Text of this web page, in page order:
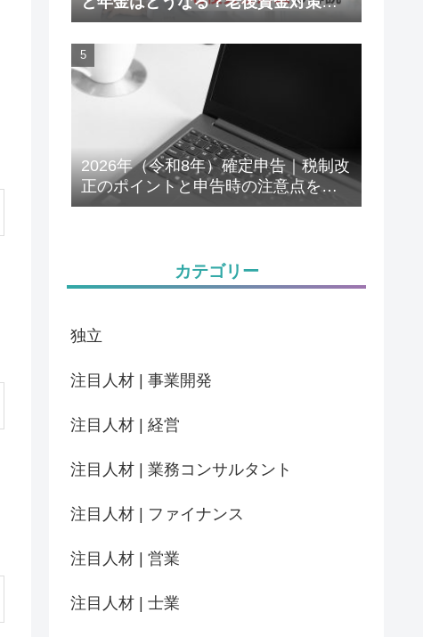
解説
2026年（令和8年）確定申告｜税制改
正のポイントと申告時の注意点をわ
かりやすく解説
カテゴリー
独立
注目人材 | 事業開発
注目人材 | 経営
注目人材 | 業務コンサルタント
注目人材 | ファイナンス
注目人材 | 営業
注目人材 | 士業